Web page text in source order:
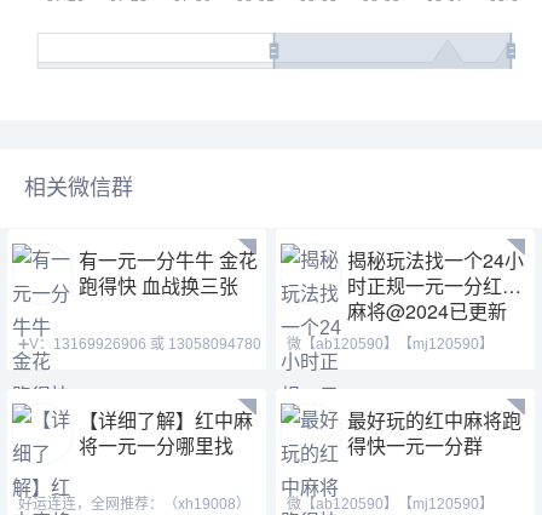
相关微信群
有一元一分牛牛 金花
跑得快 血战换三张
➕V：13169926906 或 13058094780
QQ:3122617673 玩
揭秘玩法找一个24小
时正规一元一分红中
麻将@2024已更新
微【ab120590】【mj120590】
【tj525555】一元一分麻将
【详细了解】红中麻
将一元一分哪里找
好运连连，全网推荐：（xh19008）
最好玩的红中麻将跑
得快一元一分群
微【ab120590】【mj120590】